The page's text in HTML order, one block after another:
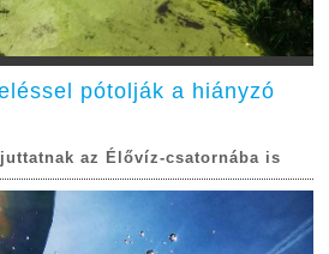
pótolják a hiányzó
az Élővíz-csatornába is